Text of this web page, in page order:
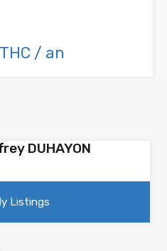
/ an
DUHAYON
Listings